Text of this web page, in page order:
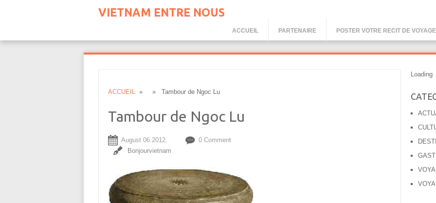
VIETNAM ENTRE NOUS
ACCUEIL PARTENAIRE POSTER VOTRE RECIT DE VOYAGE
ACCUEIL» » Tambour de Ngoc Lu
Tambour de Ngoc Lu
August 06.2012.
0 Comment
Bonjourvietnam
Loading